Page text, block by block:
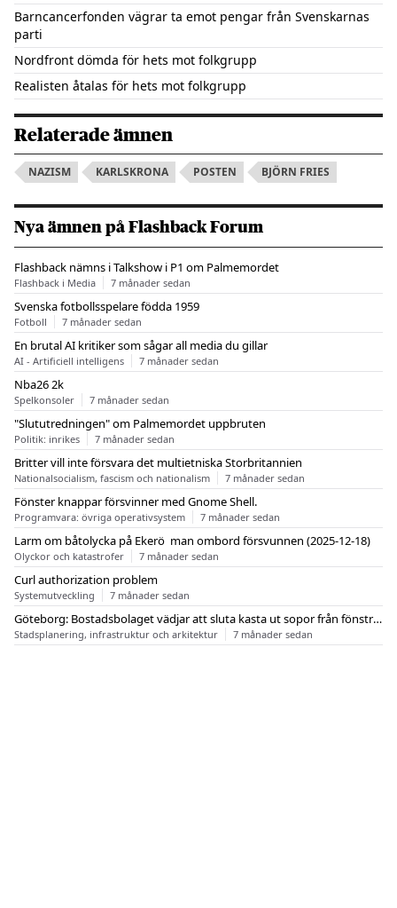
Barncancerfonden vägrar ta emot pengar från Svenskarnas
parti
Nordfront dömda för hets mot folkgrupp
Realisten åtalas för hets mot folkgrupp
Relaterade ämnen
NAZISM KARLSKRONA POSTEN BJÖRN FRIES
Nya ämnen på Flashback Forum
Flashback nämns i Talkshow i P1 om Palmemordet
Flashback i Media 7 månader sedan
Svenska fotbollsspelare födda 1959
Fotboll 7 månader sedan
En brutal AI kritiker som sågar all media du gillar
AI - Artificiell intelligens 7 månader sedan
Nba26 2k
Spelkonsoler 7 månader sedan
"Slututredningen" om Palmemordet uppbruten
Politik: inrikes 7 månader sedan
Britter vill inte försvara det multietniska Storbritannien
Nationalsocialism, fascism och nationalism 7 månader sedan
Fönster knappar försvinner med Gnome Shell.
Programvara: övriga operativsystem 7 månader sedan
Larm om båtolycka på Ekerö  man ombord försvunnen (2025-12-18)
Olyckor och katastrofer 7 månader sedan
Curl authorization problem
Systemutveckling 7 månader sedan
Göteborg: Bostadsbolaget vädjar att sluta kasta ut sopor från fönstren
Stadsplanering, infrastruktur och arkitektur 7 månader sedan